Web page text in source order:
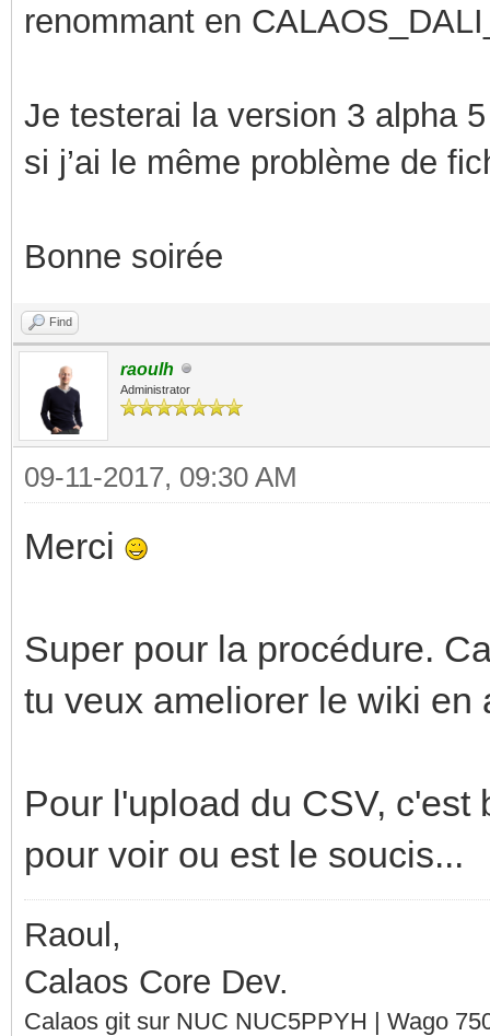
renommant en
Je testerai la version 3 alpha
si j’ai le même problème de
Bonne soirée
Find
raoulh
Administrator
09-11-2017, 09:30 AM
Merci
Super pour la procédure.
tu veux ameliorer le wiki en
Pour l'upload du CSV,
pour voir ou est le soucis...
Raoul,
Calaos Core Dev.
Calaos git sur NUC NUC5PPYH | Wago